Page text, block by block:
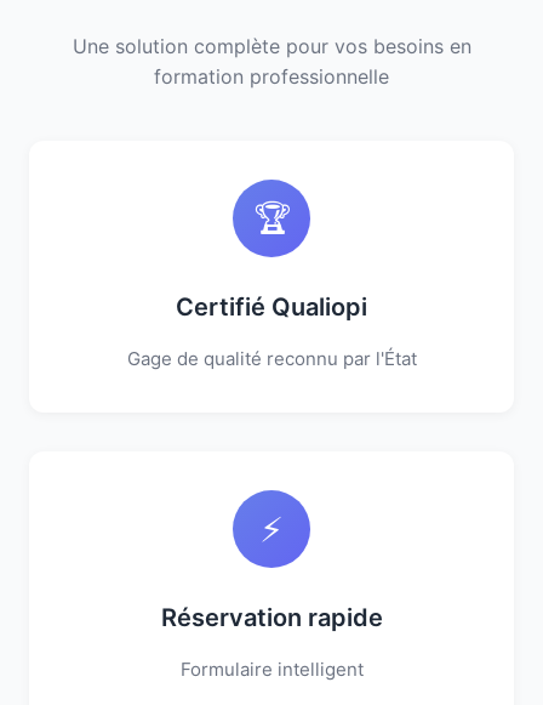
Une solution complète pour vos besoins en
formation professionnelle
🏆
Certifié Qualiopi
Gage de qualité reconnu par l'État
⚡
Réservation rapide
Formulaire intelligent